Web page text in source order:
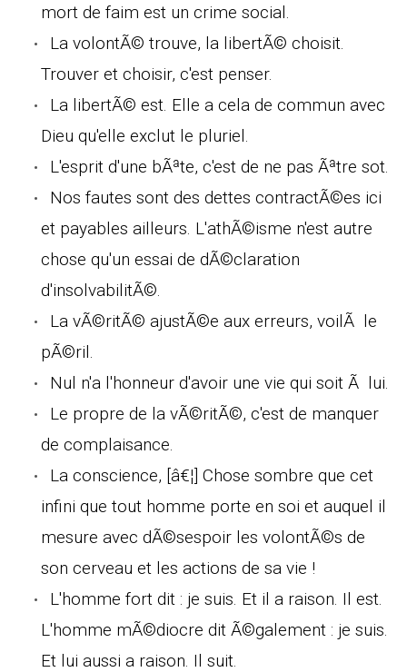
mort de faim est un crime social.
La volontÃ© trouve, la libertÃ© choisit.
Trouver et choisir, c'est penser.
La libertÃ© est. Elle a cela de commun avec
Dieu qu'elle exclut le pluriel.
L'esprit d'une bÃªte, c'est de ne pas Ãªtre sot.
Nos fautes sont des dettes contractÃ©es ici
et payables ailleurs. L'athÃ©isme n'est autre
chose qu'un essai de dÃ©claration
d'insolvabilitÃ©.
La vÃ©ritÃ© ajustÃ©e aux erreurs, voilÃ le
pÃ©ril.
Nul n'a l'honneur d'avoir une vie qui soit Ã lui.
Le propre de la vÃ©ritÃ©, c'est de manquer
de complaisance.
La conscience, [â€¦] Chose sombre que cet
infini que tout homme porte en soi et auquel il
mesure avec dÃ©sespoir les volontÃ©s de
son cerveau et les actions de sa vie !
L'homme fort dit : je suis. Et il a raison. Il est.
L'homme mÃ©diocre dit Ã©galement : je suis.
Et lui aussi a raison. Il suit.